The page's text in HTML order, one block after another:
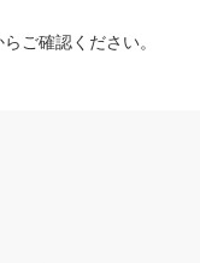
ご確認ください。